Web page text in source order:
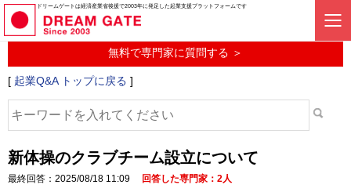
ドリームゲートは経済産業省後援で2003年に発足した起業支援プラットフォームです
起業に関するみんなの質問投稿サービス
起業Q&A
無料で専門家に質問する ＞
[ 起業Q&A トップに戻る ]
新体操のクラブチーム設立について
最終回答：2025/08/18 11:09
回答した専門家：2人